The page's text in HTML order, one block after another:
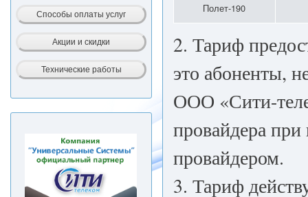
Полет-190
2. Тариф
это абоненты,
ООО «Сити-
провайдера
провайдером.
3. Тариф